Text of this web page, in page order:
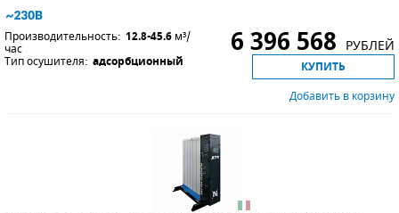
Производительность: 12.8-45.6 м³/
час
Тип осушителя: адсорбционный
6 396 568 РУБЛЕЙ
КУПИТЬ
Добавить в корзину